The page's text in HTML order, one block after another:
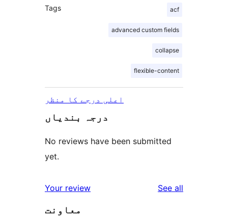
Tags acf
advanced custom fields
collapse
flexible-content
اعلی درجے کا منظر
درجہ بندیاں
No reviews have been submitted
yet.
Your review See all
معاونت